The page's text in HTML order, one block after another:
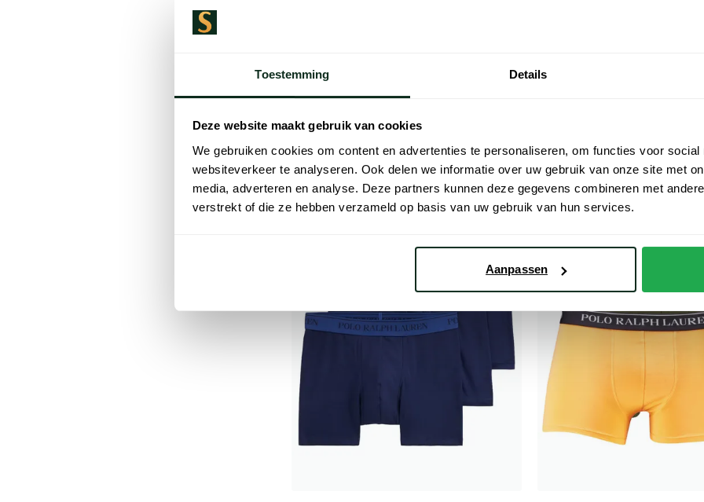
Toestemming Details
Deze website maakt gebruik van cookies
We gebruiken cookies om content en advertenties te personaliseren, om functies voor social
websiteverkeer te analyseren. Ook delen we informatie over uw gebruik van onze site met
media, adverteren en analyse. Deze partners kunnen deze gegevens combineren met
verstrekt of die ze hebben verzameld op basis van uw gebruik van hun services.
Aanpassen
Polo Ralph Lauren
boxershort zwart effen 3-pack classic
katoen
€ 49,95
€ 50,00